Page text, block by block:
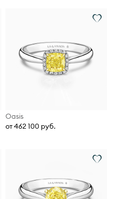
Oasis
от 462 100 руб.